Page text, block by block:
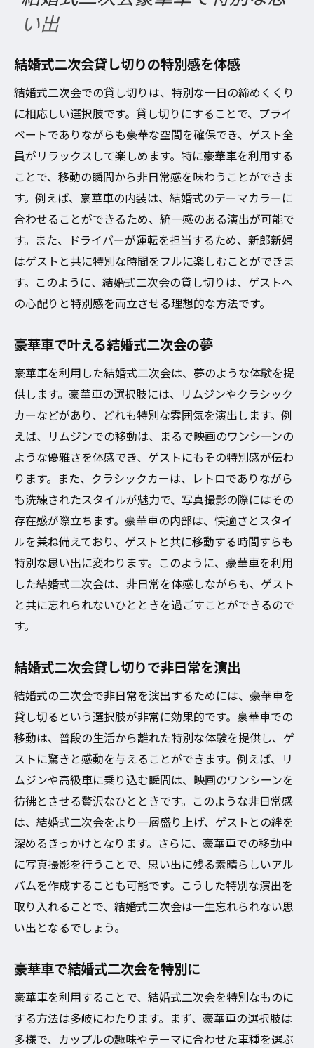
貸し切り豪華車で二次会を演出
貸し切り豪華車で二次会の魅力倍増
豪華車貸し切りで二次会を華やかに
結婚式二次会貸し切りで特別な演出
豪華車と二次会で非日常を体験
二次会に豪華車貸し切りの魅力
結婚式二次会貸し切りの魅力を探る
豪華車で結婚式二次会を特別にする理由
結婚式二次会貸し切りで叶える夢
豪華車で二次会を感動的に演出
結婚式二次会貸し切りによる特別な体験
豪華車貸し切りで思い出深い二次会
結婚式二次会貸し切りで感動を共有
豪華車で二次会に彩りを添える
結婚式二次会貸し切りの楽しみ方
豪華車と共に特別な二次会を実現
結婚式二次会貸し切りで忘れられない日を
豪華車で心に残る二次会を演出
結婚式二次会を豪華車で華やかに
豪華車貸し切りで結婚式二次会を盛り上げ
る
結婚式二次会貸し切りの華やかさを追求
豪華車で二次会をゴージャスに
結婚式二次会貸し切りで特別な時間を
特別な日を豪華車貸し切りで演出
結婚式二次会貸し切りで特別な日を祝う
豪華車の貸し切りで二次会を計画
結婚式二次会貸し切りで特別な演出
豪華車貸し切りで非日常を味わう
結婚式二次会貸し切りでより特別に
豪華車で特別な一日を演出する方法
結婚式二次会豪華車で非日常体験
結婚式二次会貸し切りで非日常を体験
豪華車で二次会を特別な一日に
豪華車で非日常を演出するアイデア
結婚式二次会貸し切りで特別な体験を
豪華車で忘れられない二次会を
豪華車で彩る結婚式二次会の秘訣
い出
結婚式二次会貸し切りの特別感を体感
結婚式二次会での貸し切りは、特別な一日の締めくくり
に相応しい選択肢です。貸し切りにすることで、プライ
ベートでありながらも豪華な空間を確保でき、ゲスト全
員がリラックスして楽しめます。特に豪華車を利用する
ことで、移動の瞬間から非日常感を味わうことができま
す。例えば、豪華車の内装は、結婚式のテーマカラーに
合わせることができるため、統一感のある演出が可能で
す。また、ドライバーが運転を担当するため、新郎新婦
はゲストと共に特別な時間をフルに楽しむことができま
す。このように、結婚式二次会の貸し切りは、ゲストへ
の心配りと特別感を両立させる理想的な方法です。
豪華車で叶える結婚式二次会の夢
豪華車を利用した結婚式二次会は、夢のような体験を提
供します。豪華車の選択肢には、リムジンやクラシック
カーなどがあり、どれも特別な雰囲気を演出します。例
えば、リムジンでの移動は、まるで映画のワンシーンの
ような優雅さを体感でき、ゲストにもその特別感が伝わ
ります。また、クラシックカーは、レトロでありながら
も洗練されたスタイルが魅力で、写真撮影の際にはその
存在感が際立ちます。豪華車の内部は、快適さとスタイ
ルを兼ね備えており、ゲストと共に移動する時間すらも
特別な思い出に変わります。このように、豪華車を利用
した結婚式二次会は、非日常を体感しながらも、ゲスト
と共に忘れられないひとときを過ごすことができるので
す。
結婚式二次会貸し切りで非日常を演出
結婚式の二次会で非日常を演出するためには、豪華車を
貸し切るという選択肢が非常に効果的です。豪華車での
移動は、普段の生活から離れた特別な体験を提供し、ゲ
ストに驚きと感動を与えることができます。例えば、リ
ムジンや高級車に乗り込む瞬間は、映画のワンシーンを
彷彿とさせる贅沢なひとときです。このような非日常感
は、結婚式二次会をより一層盛り上げ、ゲストとの絆を
深めるきっかけとなります。さらに、豪華車での移動中
に写真撮影を行うことで、思い出に残る素晴らしいアル
バムを作成することも可能です。こうした特別な演出を
取り入れることで、結婚式二次会は一生忘れられない思
い出となるでしょう。
豪華車で結婚式二次会を特別に
豪華車を利用することで、結婚式二次会を特別なものに
する方法は多岐にわたります。まず、豪華車の選択肢は
多様で、カップルの趣味やテーマに合わせた車種を選ぶ